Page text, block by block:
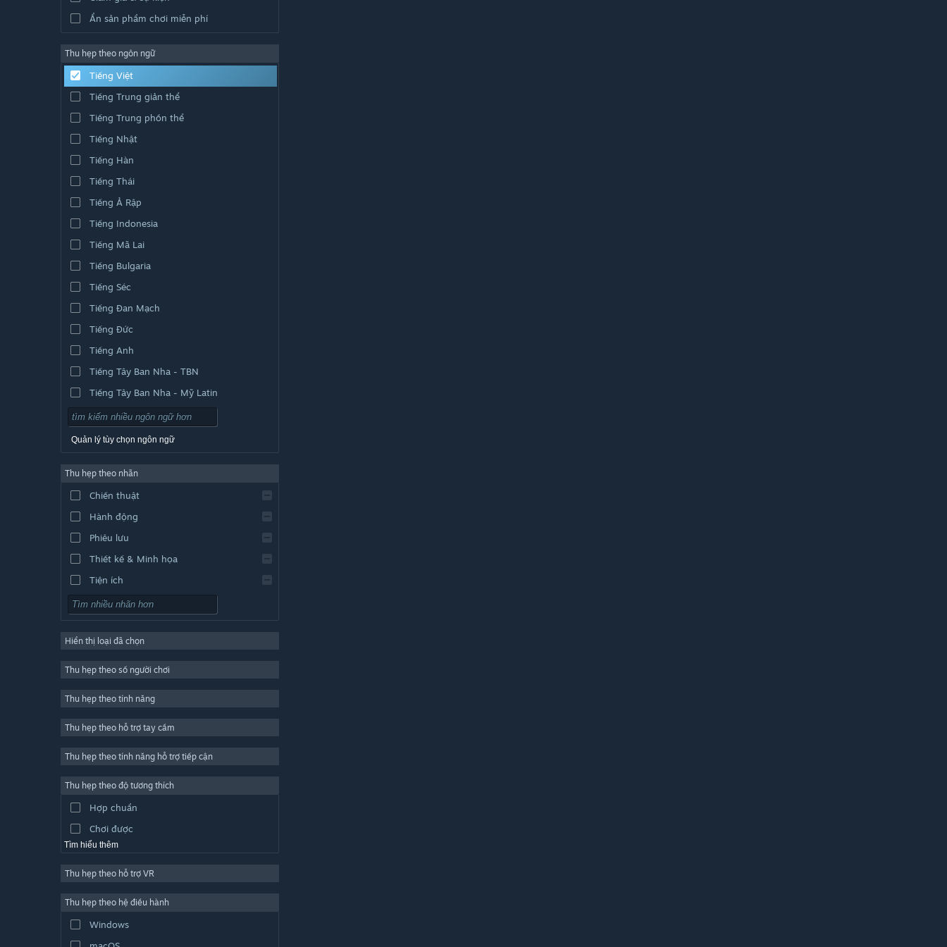
Ẩn sản phẩm chơi miễn phí
Thu hẹp theo ngôn ngữ
Tiếng Việt
Tiếng Trung giản thể
Tiếng Trung phồn thể
Tiếng Nhật
Tiếng Hàn
Tiếng Thái
Tiếng Ả Rập
Tiếng Indonesia
Tiếng Mã Lai
Tiếng Bulgaria
Tiếng Séc
Tiếng Đan Mạch
Tiếng Đức
Tiếng Anh
Tiếng Tây Ban Nha - TBN
Tiếng Tây Ban Nha - Mỹ Latin
Quản lý tùy chọn ngôn ngữ
Thu hẹp theo nhãn
Chiến thuật
Hành động
Phiêu lưu
Thiết kế & Minh họa
Tiện ích
Chơi miễn phí
Trực tuyến nhiều người chơi
Indie
Đơn giản
Mô phỏng
Sản xuất video
Chỉnh sửa ảnh
Hiển thị loại đã chọn
Thu hẹp theo số người chơi
Thu hẹp theo tính năng
Thu hẹp theo hỗ trợ tay cầm
Thu hẹp theo tính năng hỗ trợ tiếp cận
Thu hẹp theo độ tương thích
Hợp chuẩn
Chơi được
Tìm hiểu thêm
Thu hẹp theo hỗ trợ VR
Thu hẹp theo hệ điều hành
Windows